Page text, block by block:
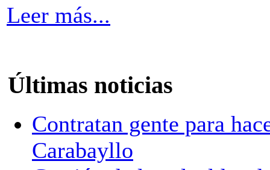
Leer más...
Últimas noticias
Contratan gente para
Carabayllo